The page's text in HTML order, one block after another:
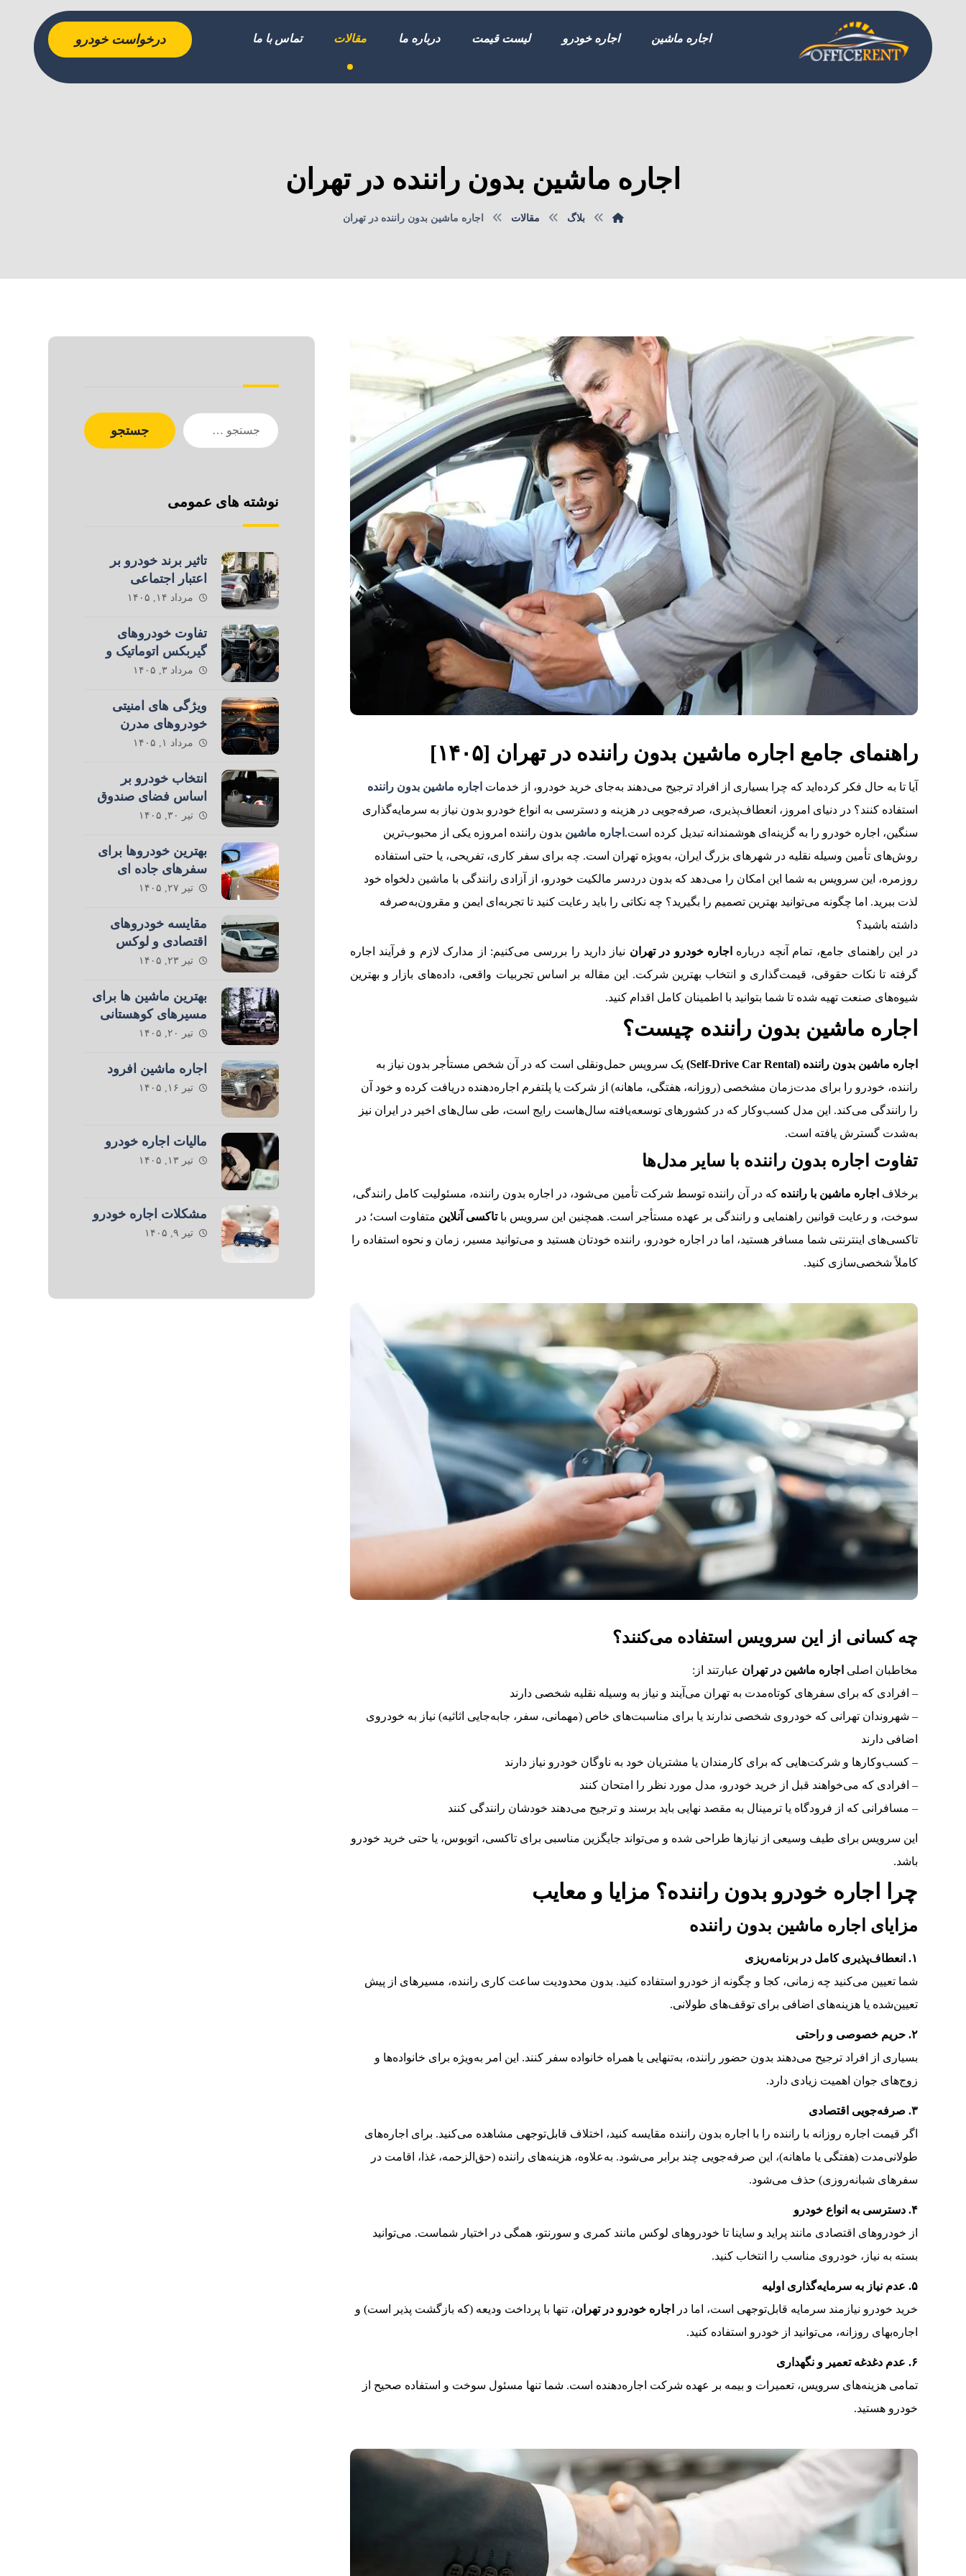
اجاره ماشین اجاره خودرو لیست قیمت درباره ما مقالات تماس با ما درخواست خودرو
اجاره ماشین بدون راننده در تهران
بلاگ مقالات اجاره ماشین بدون راننده در تهران
راهنمای جامع اجاره ماشین بدون راننده در تهران [۱۴۰۵]
آیا تا به حال فکر کرده‌اید که چرا بسیاری از افراد ترجیح می‌دهند به‌جای خرید خودرو، از خدمات اجاره ماشین بدون راننده
استفاده کنند؟ در دنیای امروز، انعطاف‌پذیری، صرفه‌جویی در هزینه و دسترسی به انواع خودرو بدون نیاز به سرمایه‌گذاری
سنگین، اجاره خودرو را به گزینه‌ای هوشمندانه تبدیل کرده است. اجاره ماشین بدون راننده امروزه یکی از محبوب‌ترین
روش‌های تأمین وسیله نقلیه در شهرهای بزرگ ایران، به‌ویژه تهران است. چه برای سفر کاری، تفریحی، یا حتی استفاده
روزمره، این سرویس به شما این امکان را می‌دهد که بدون دردسر مالکیت خودرو، از آزادی رانندگی با ماشین دلخواه خود
لذت ببرید. اما چگونه می‌توانید بهترین تصمیم را بگیرید؟ چه نکاتی را باید رعایت کنید تا تجربه‌ای ایمن و مقرون‌به‌صرفه
داشته باشید؟
در این راهنمای جامع، تمام آنچه درباره اجاره خودرو در تهران نیاز دارید را بررسی می‌کنیم: از مدارک لازم و فرآیند اجاره
گرفته تا نکات حقوقی، قیمت‌گذاری و انتخاب بهترین شرکت. این مقاله بر اساس تجربیات واقعی، داده‌های بازار و بهترین
شیوه‌های صنعت تهیه شده تا شما بتوانید با اطمینان کامل اقدام کنید.
اجاره ماشین بدون راننده چیست؟
اجاره ماشین بدون راننده (Self-Drive Car Rental)
یک سرویس حمل‌ونقلی است که در آن شخص مستأجر بدون نیاز به
راننده، خودرو را برای مدت‌زمان مشخصی (روزانه، هفتگی، ماهانه) از شرکت یا پلتفرم اجاره‌دهنده دریافت کرده و خود آن
را رانندگی می‌کند. این مدل کسب‌وکار که در کشورهای توسعه‌یافته سال‌هاست رایج است، طی سال‌های اخیر در ایران نیز
به‌شدت گسترش یافته است.
تفاوت اجاره بدون راننده با سایر مدل‌ها
برخلاف اجاره ماشین با راننده که در آن راننده توسط شرکت تأمین می‌شود، در اجاره بدون راننده، مسئولیت کامل رانندگی،
سوخت، و رعایت قوانین راهنمایی و رانندگی بر عهده مستأجر است. همچنین این سرویس باتاکسی آنلاین متفاوت است؛ در
تاکسی‌های اینترنتی شما مسافر هستید، اما در اجاره خودرو، راننده خودتان هستید و می‌توانید مسیر، زمان و نحوه استفاده را
کاملاً شخصی‌سازی کنید.
چه کسانی از این سرویس استفاده می‌کنند؟
مخاطبان اصلی اجاره ماشین در تهران عبارتند از:
– افرادی که برای سفرهای کوتاه‌مدت به تهران می‌آیند و نیاز به وسیله نقلیه شخصی دارند
– شهروندان تهرانی که خودروی شخصی ندارند یا برای مناسبت‌های خاص (مهمانی، سفر، جابه‌جایی اثاثیه) نیاز به خودروی
اضافی دارند
– کسب‌وکارها و شرکت‌هایی که برای کارمندان یا مشتریان خود به ناوگان خودرو نیاز دارند
– افرادی که می‌خواهند قبل از خرید خودرو، مدل مورد نظر را امتحان کنند
– مسافرانی که از فرودگاه یا ترمینال به مقصد نهایی باید برسند و ترجیح می‌دهند خودشان رانندگی کنند
این سرویس برای طیف وسیعی از نیازها طراحی شده و می‌تواند جایگزین مناسبی برای تاکسی، اتوبوس، یا حتی خرید خودرو
باشد.
چرا اجاره خودرو بدون راننده؟ مزایا و معایب
مزایای اجاره ماشین بدون راننده
۱. انعطاف‌پذیری کامل در برنامه‌ریزی
شما تعیین می‌کنید چه زمانی، کجا و چگونه از خودرو استفاده کنید. بدون محدودیت ساعت کاری راننده، مسیرهای از پیش
تعیین‌شده یا هزینه‌های اضافی برای توقف‌های طولانی.
۲. حریم خصوصی و راحتی
بسیاری از افراد ترجیح می‌دهند بدون حضور راننده، به‌تنهایی یا همراه خانواده سفر کنند. این امر به‌ویژه برای خانواده‌ها و
زوج‌های جوان اهمیت زیادی دارد.
۳. صرفه‌جویی اقتصادی
اگر قیمت اجاره روزانه با راننده را با اجاره بدون راننده مقایسه کنید، اختلاف قابل‌توجهی مشاهده می‌کنید. برای اجاره‌های
طولانی‌مدت (هفتگی یا ماهانه)، این صرفه‌جویی چند برابر می‌شود. به‌علاوه، هزینه‌های راننده (حق‌الزحمه، غذا، اقامت در
سفرهای شبانه‌روزی) حذف می‌شود.
۴. دسترسی به انواع خودرو
از خودروهای اقتصادی مانند پراید و ساینا تا خودروهای لوکس مانند کمری و سورنتو، همگی در اختیار شماست. می‌توانید
بسته به نیاز، خودروی مناسب را انتخاب کنید.
۵. عدم نیاز به سرمایه‌گذاری اولیه
خرید خودرو نیازمند سرمایه قابل‌توجهی است، اما در
اجاره خودرو در تهران، تنها با پرداخت ودیعه (که بازگشت‌ پذیر است) و
اجاره‌بهای روزانه، می‌توانید از خودرو استفاده کنید.
۶. عدم دغدغه تعمیر و نگهداری
تمامی هزینه‌های سرویس، تعمیرات و بیمه بر عهده شرکت اجاره‌دهنده است. شما تنها مسئول سوخت و استفاده صحیح از
خودرو هستید.
جستجو
نوشته های عمومی
تاثیر برند خودرو بر
اعتبار اجتماعی
مرداد ۱۴, ۱۴۰۵
تفاوت خودروهای
گیربکس اتوماتیک و
دستی در رانندگی
مرداد ۳, ۱۴۰۵
ویژگی های امنیتی
خودروهای مدرن
مرداد ۱, ۱۴۰۵
انتخاب خودرو بر
اساس فضای صندوق
عقب
تیر ۳۰, ۱۴۰۵
بهترین خودروها برای
سفرهای جاده ای
تیر ۲۷, ۱۴۰۵
مقایسه خودروهای
اقتصادی و لوکس
تیر ۲۳, ۱۴۰۵
بهترین ماشین ها برای
مسیرهای کوهستانی
تیر ۲۰, ۱۴۰۵
اجاره ماشین افرود
تیر ۱۶, ۱۴۰۵
مالیات اجاره خودرو
تیر ۱۳, ۱۴۰۵
مشکلات اجاره خودرو
تیر ۹, ۱۴۰۵